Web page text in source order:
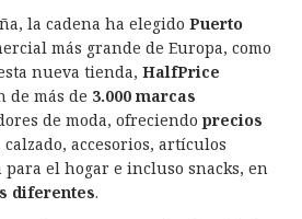
la cadena ha elegido Puerto
más grande de Europa, como
nueva tienda, HalfPrice
de más de 3.000 marcas
de moda, ofreciendo precios
calzado, accesorios, artículos
el hogar e incluso snacks, en
diferentes.